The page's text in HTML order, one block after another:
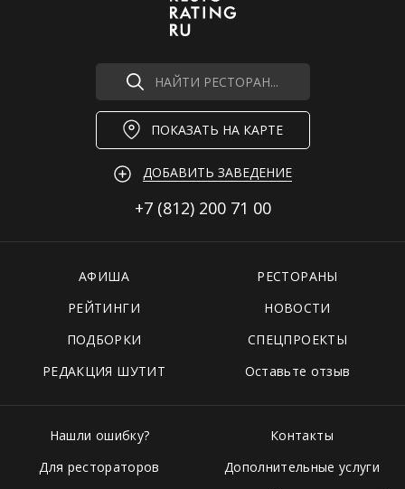
НАЙТИ РЕСТОРАН...
ПОКАЗАТЬ НА КАРТЕ
ДОБАВИТЬ ЗАВЕДЕНИЕ
+7 (812) 200 71 00
АФИША
РЕСТОРАНЫ
РЕЙТИНГИ
НОВОСТИ
ПОДБОРКИ
СПЕЦПРОЕКТЫ
РЕДАКЦИЯ ШУТИТ
Оставьте отзыв
Нашли ошибку?
Для рестораторов
Контакты
Дополнительные услуги